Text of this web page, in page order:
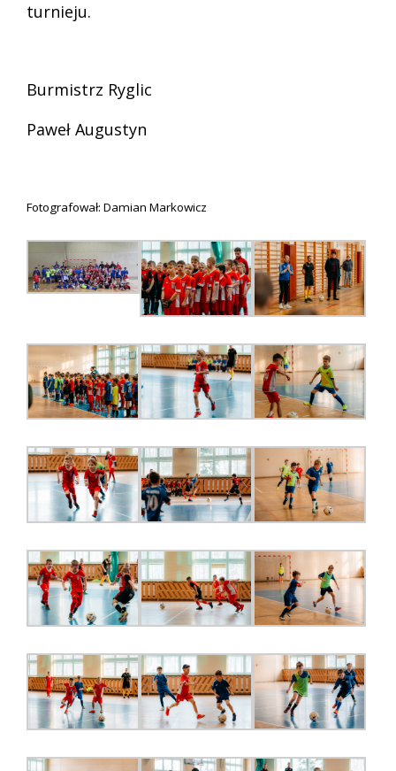
turnieju.
Burmistrz Ryglic
Paweł Augustyn
Fotografował: Damian Markowicz